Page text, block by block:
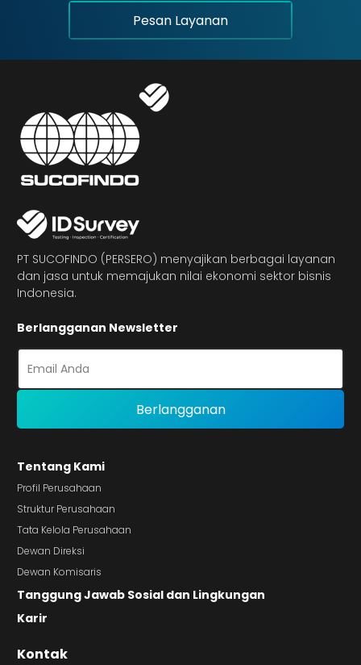
Pesan Layanan
PT SUCOFINDO (PERSERO) menyajikan berbagai layanan
dan jasa untuk memajukan nilai ekonomi sektor bisnis
Indonesia.
Berlangganan Newsletter
Tentang Kami
Profil Perusahaan
Struktur Perusahaan
Tata Kelola Perusahaan
Dewan Direksi
Dewan Komisaris
Tanggung Jawab Sosial dan Lingkungan
Karir
Kontak